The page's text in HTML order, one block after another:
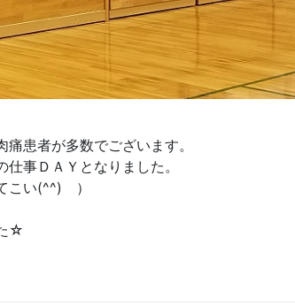
患者が多数でございます。
事ＤＡＹとなりました。
こい(^^) ）
☆